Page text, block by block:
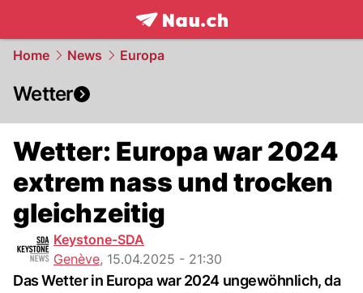
frontpage.NAU.ch
Home News Europa
Wetter
Wetter: Europa war 2024
extrem nass und trocken
gleichzeitig
Keystone-SDA
Genève, 15.04.2025 - 21:30
Das Wetter in Europa war 2024 ungewöhnlich, da